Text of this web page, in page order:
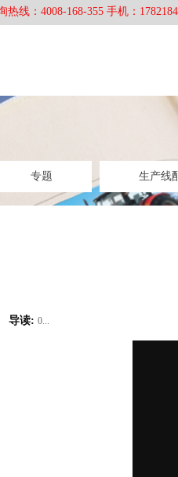
线：4008-168-355 手机：
专题 生产线
导读: 0...